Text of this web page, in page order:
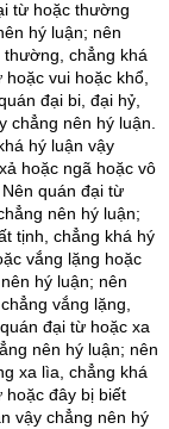
từ hoặc thường
hý luận; nên
chẳng khá
vui hoặc khổ,
đại bi, đại hỷ,
chẳng nên hý luận.
hý luận vậy
hoặc ngã hoặc vô
quán đại từ
nên hý luận;
tịnh, chẳng khá hý
vắng lặng hoặc
hý luận; nên
vắng lặng,
đại từ hoặc xa
nên hý luận; nên
xa lìa, chẳng khá
hoặc đây bị biết
vậy chẳng nên hý